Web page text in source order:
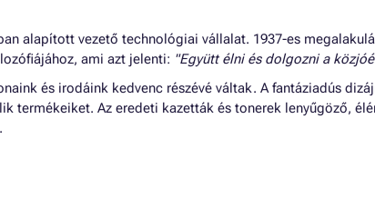
alapított vezető technológiai vállalat. 1937-es
ami azt jelenti: "Együtt élni és dolgozni a
és irodáink kedvenc részévé váltak. A fantáziadús
termékeiket. Az eredeti kazetták és tonerek lenyűgöző,